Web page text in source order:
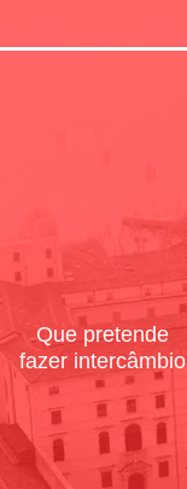
Que pretende
fazer intercâmbio